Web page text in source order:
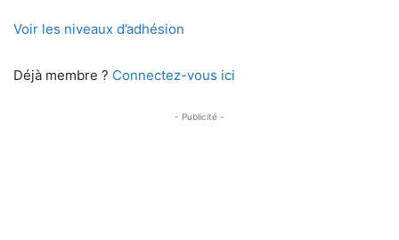
Voir les niveaux d’adhésion
Déjà membre ? Connectez-vous ici
- Publicité -